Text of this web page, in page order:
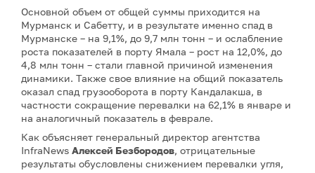
Основной объем от общей суммы приходится на
Мурманск и Сабетту, и в результате именно спад в
Мурманске – на 9,1%, до 9,7 млн тонн – и ослабление
роста показателей в порту Ямала – рост на 12,0%, до
4,8 млн тонн – стали главной причиной изменения
динамики. Также свое влияние на общий показатель
оказал спад грузооборота в порту Кандалакша, в
частности сокращение перевалки на 62,1% в январе и
на аналогичный показатель в феврале.
Как объясняет генеральный директор агентства
InfraNews Алексей Безбородов, отрицательные
результаты обусловлены снижением перевалки угля,